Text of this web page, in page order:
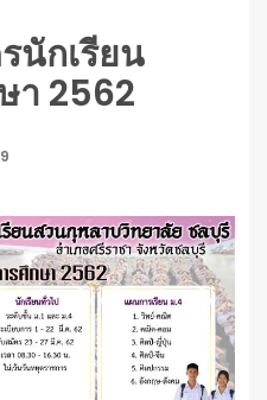
นักเรียน
า 2562